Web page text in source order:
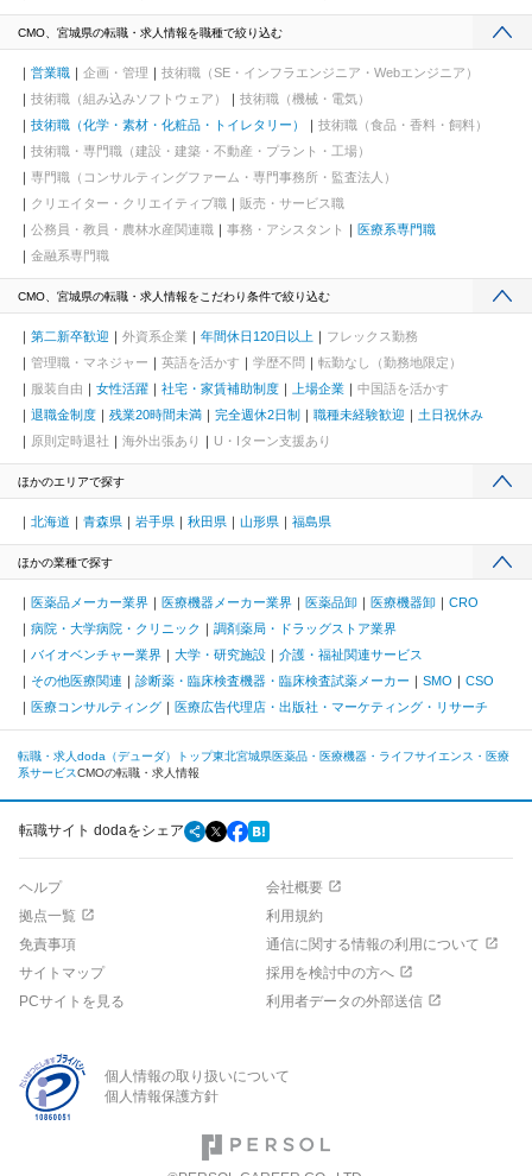
CMO、宮城県の転職・求人情報を職種で絞り込む
営業職 企画・管理
技術職（SE・インフラエンジニア・Webエンジニア）
技術職（組み込みソフトウェア）
技術職（機械・電気）
技術職（化学・素材・化粧品・トイレタリー）
技術職（食品・香料・飼料）
技術職・専門職（建設・建築・不動産・プラント・工場）
専門職（コンサルティングファーム・専門事務所・監査法人）
クリエイター・クリエイティブ職
販売・サービス職
公務員・教員・農林水産関連職
事務・アシスタント
医療系専門職
金融系専門職
CMO、宮城県の転職・求人情報をこだわり条件で絞り込む
第二新卒歓迎 外資系企業 年間休日120日以上
フレックス勤務
管理職・マネジャー
英語を活かす 学歴不問
転勤なし（勤務地限定）
服装自由
女性活躍 社宅・家賃補助制度 上場企業
中国語を活かす
退職金制度
残業20時間未満 完全週休2日制 職種未経験歓迎
土日祝休み
原則定時退社
海外出張あり U・Iターン支援あり
ほかのエリアで探す
北海道 青森県 岩手県 秋田県 山形県 福島県
ほかの業種で探す
医薬品メーカー業界 医療機器メーカー業界 医薬品卸 医療機器卸
CRO
病院・大学病院・クリニック
調剤薬局・ドラッグストア業界
バイオベンチャー業界
大学・研究施設
介護・福祉関連サービス
その他医療関連
診断薬・臨床検査機器・臨床検査試薬メーカー SMO
CSO
医療コンサルティング
医療広告代理店・出版社・マーケティング・リサーチ
転職・求人doda（デューダ）トップ東北宮城県医薬品・医療機器・ライフサイエンス・医療
系サービスCMOの転職・求人情報
転職サイト dodaをシェア
ヘルプ
会社概要
拠点一覧
利用規約
免責事項
通信に関する情報の利用について
サイトマップ
採用を検討中の方へ
PCサイトを見る
利用者データの外部送信
個人情報の取り扱いについて
個人情報保護方針